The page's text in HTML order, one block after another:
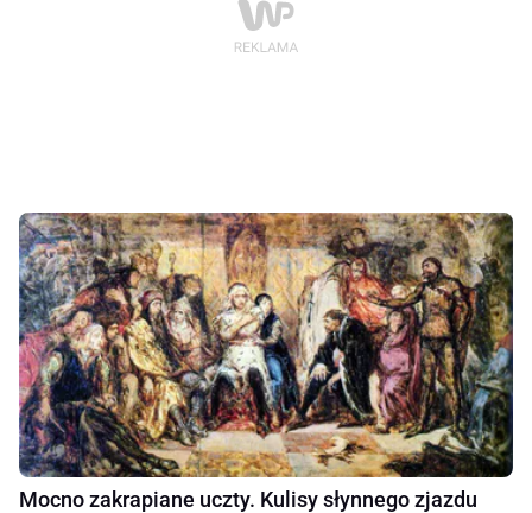
Mocno zakrapiane uczty. Kulisy słynnego zjazdu